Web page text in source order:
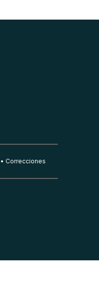
Correcciones